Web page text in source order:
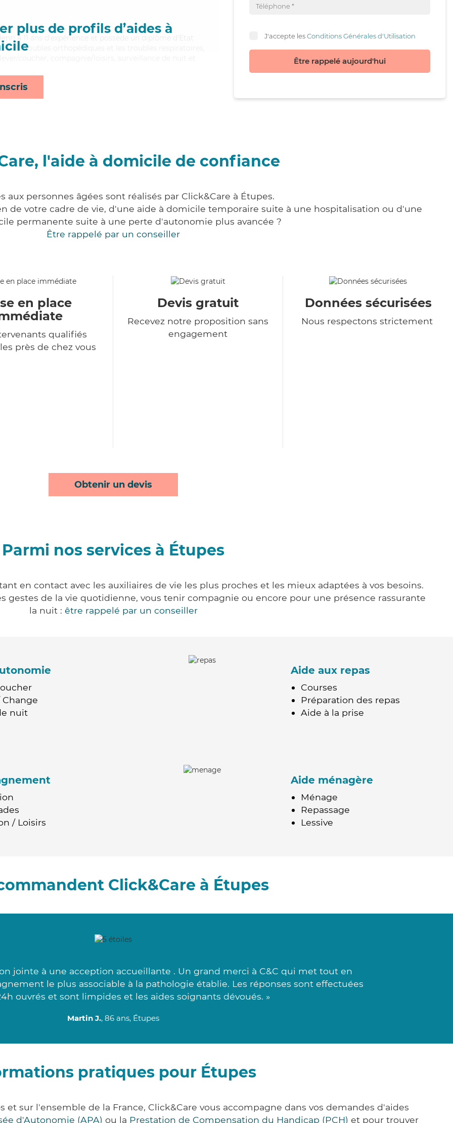
plus de profils d’aides à
a 11 ans d'expérience et possède un diplôme d'Etat
les troubles orthopédiques et les troubles respiratoires,
J'accepte lesConditions Générales d'Utilisation
Être rappelé aujourd'hui
l'aide à domicile de confiance
aux personnes âgées sont réalisés par Click&Care à Étupes.
de votre cadre de vie, d'une aide à domicile temporaire suite à une hospitalisation ou d'une
permanente suite à une perte d'autonomie plus avancée ?
Être rappelé par un conseiller
en place
qualifiés
près de chez vous
Devis gratuit
Recevez notre proposition sans
engagement
Données sécurisées
Nous respectons strictement
Obtenir un devis
Parmi nos services à Étupes
en contact avec les auxiliaires de vie les plus proches et les mieux adaptées à vos besoins.
gestes de la vie quotidienne, vous tenir compagnie ou encore pour une présence rassurante
la nuit : être rappelé par un conseiller
nuit
Aide aux repas
Courses
Préparation des repas
Aide à la prise
/ Loisirs
Aide ménagère
Ménage
Repassage
Lessive
Click&Care à Étupes
jointe à une acception accueillante . Un grand merci à C&C qui met tout en
le plus associable à la pathologie établie. Les réponses sont effectuées
ouvrés et sont limpides et les aides soignants dévoués. »
Martin J., 86 ans, Étupes
pratiques pour Étupes
sur l'ensemble de la France, Click&Care vous accompagne dans vos demandes d'aides
d'Autonomie (APA) ou la Prestation de Compensation du Handicap (PCH) et pour trouver